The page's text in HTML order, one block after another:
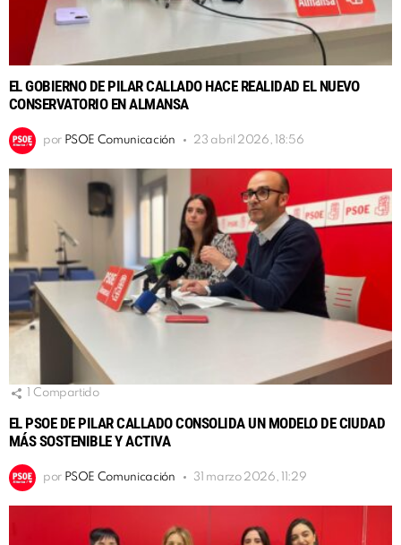
EL GOBIERNO DE PILAR CALLADO HACE REALIDAD EL NUEVO
CONSERVATORIO EN ALMANSA
por PSOE Comunicación 23 abril 2026, 18:56
Compartido
EL PSOE DE PILAR CALLADO CONSOLIDA UN MODELO DE CIUDAD
MÁS SOSTENIBLE Y ACTIVA
por PSOE Comunicación 31 marzo 2026, 11:29